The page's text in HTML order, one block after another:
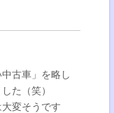
古車」を略し
た（笑）
変そうです